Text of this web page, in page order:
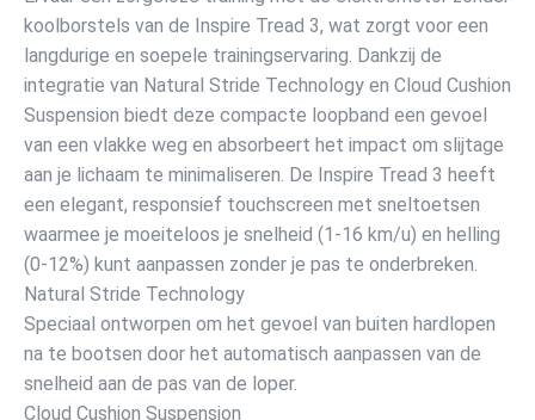
koolborstels van de Inspire Tread 3, wat zorgt voor een
langdurige en soepele trainingservaring. Dankzij de
integratie van Natural Stride Technology en Cloud Cushion
Suspension biedt deze compacte loopband een gevoel
van een vlakke weg en absorbeert het impact om slijtage
aan je lichaam te minimaliseren. De Inspire Tread 3 heeft
een elegant, responsief touchscreen met sneltoetsen
waarmee je moeiteloos je snelheid (1-16 km/u) en helling
(0-12%) kunt aanpassen zonder je pas te onderbreken.
Natural Stride Technology
Speciaal ontworpen om het gevoel van buiten hardlopen
na te bootsen door het automatisch aanpassen van de
snelheid aan de pas van de loper.
Cloud Cushion Suspension